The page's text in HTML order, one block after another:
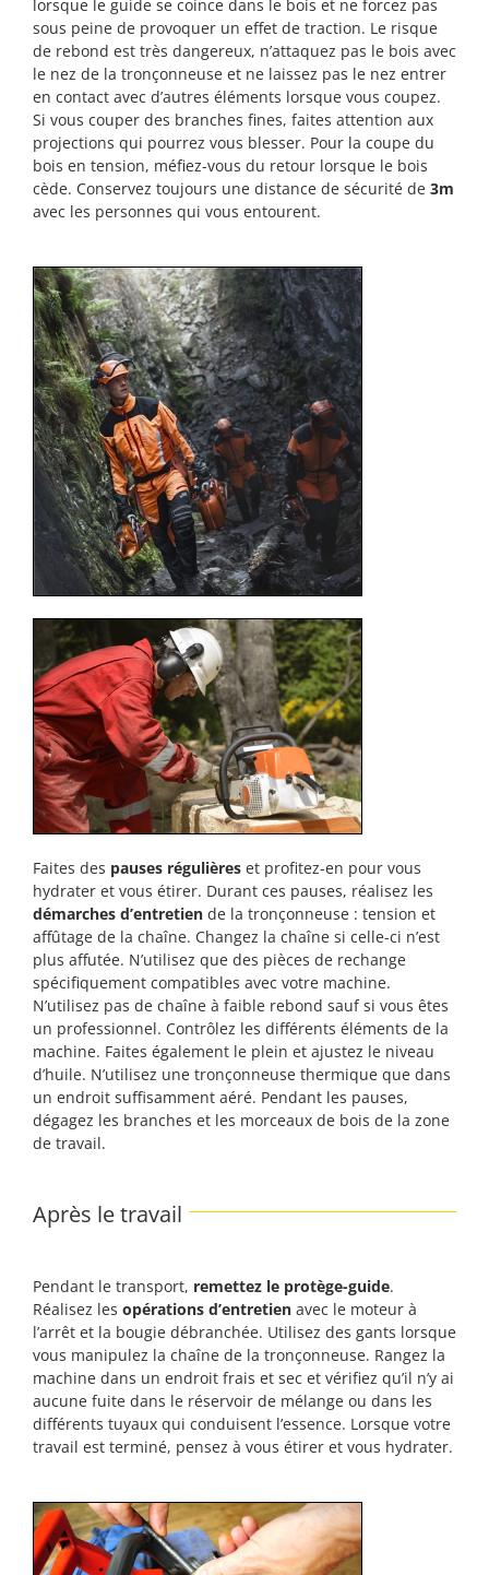
lorsque le guide se coince dans le bois et ne forcez pas
sous peine de provoquer un effet de traction. Le risque
de rebond est très dangereux, n’attaquez pas le bois avec
le nez de la tronçonneuse et ne laissez pas le nez entrer
en contact avec d’autres éléments lorsque vous coupez.
Si vous couper des branches fines, faites attention aux
projections qui pourrez vous blesser. Pour la coupe du
bois en tension, méfiez-vous du retour lorsque le bois
cède. Conservez toujours une distance de sécurité de 3m
avec les personnes qui vous entourent.
Faites des pauses régulières et profitez-en pour vous
hydrater et vous étirer. Durant ces pauses, réalisez les
démarches d’entretien de la tronçonneuse : tension et
affûtage de la chaîne. Changez la chaîne si celle-ci n’est
plus affutée. N’utilisez que des pièces de rechange
spécifiquement compatibles avec votre machine.
N’utilisez pas de chaîne à faible rebond sauf si vous êtes
un professionnel. Contrôlez les différents éléments de la
machine. Faites également le plein et ajustez le niveau
d’huile. N’utilisez une tronçonneuse thermique que dans
un endroit suffisamment aéré. Pendant les pauses,
dégagez les branches et les morceaux de bois de la zone
de travail.
Après le travail
Pendant le transport, remettez le protège-guide.
Réalisez les opérations d’entretien avec le moteur à
l’arrêt et la bougie débranchée. Utilisez des gants lorsque
vous manipulez la chaîne de la tronçonneuse. Rangez la
machine dans un endroit frais et sec et vérifiez qu’il n’y ai
aucune fuite dans le réservoir de mélange ou dans les
différents tuyaux qui conduisent l’essence. Lorsque votre
travail est terminé, pensez à vous étirer et vous hydrater.